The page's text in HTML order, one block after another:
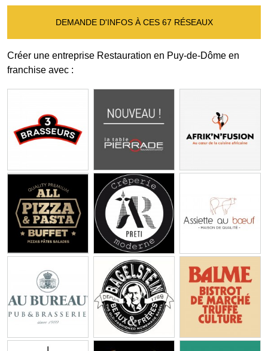
DEMANDE D'INFOS À CES 67 RÉSEAUX
Créer une entreprise Restauration en Puy-de-Dôme en
franchise avec :